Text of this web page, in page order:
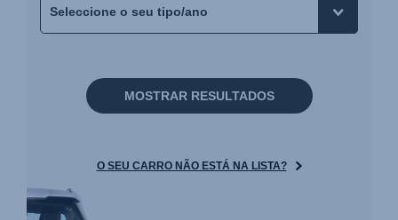
MOSTRAR RESULTADOS
O SEU CARRO NÃO ESTÁ NA LISTA?